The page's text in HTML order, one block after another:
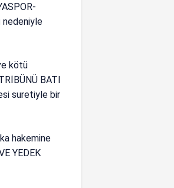
nedeniyle
kötü
BATI
suretiyle bir
hakemine
YEDEK